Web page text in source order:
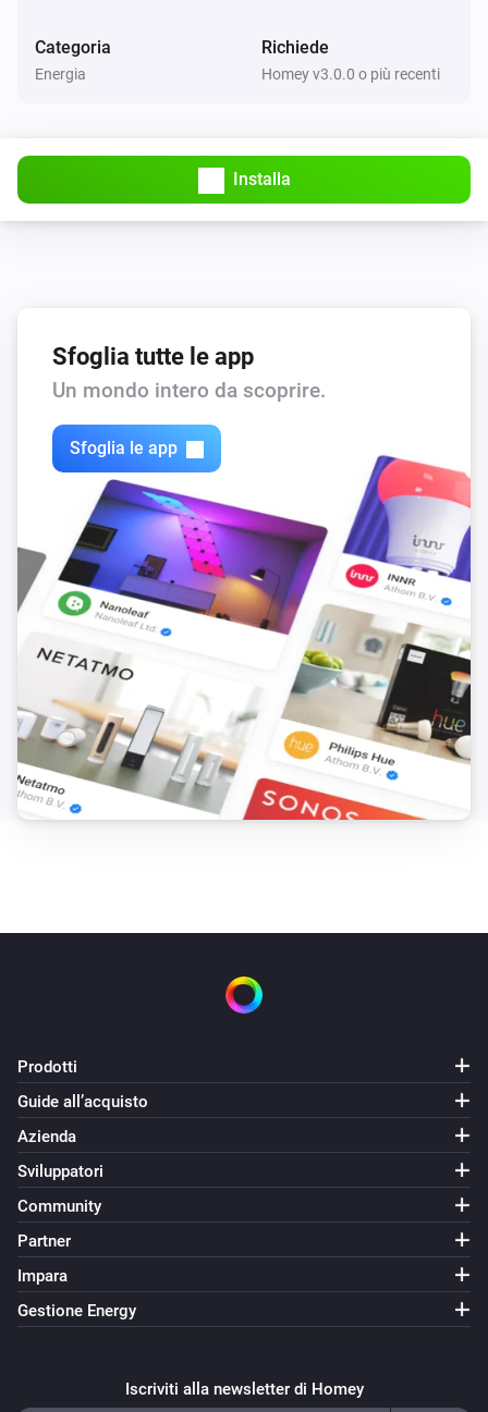
Categoria
Energia
Richiede
Homey v3.0.0 o più recenti
Installa
Sfoglia tutte le app
Un mondo intero da scoprire.
Sfoglia le app
Prodotti
Guide all’acquisto
Azienda
Sviluppatori
Community
Partner
Impara
Gestione Energy
Iscriviti alla newsletter di Homey